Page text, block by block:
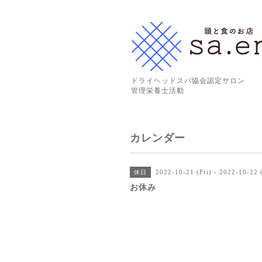
ドライヘッドスパ協会認定サロン
管理栄養士活動
カレンダー
休日 2022-10-21 (Fri) - 2022-10-22
お休み